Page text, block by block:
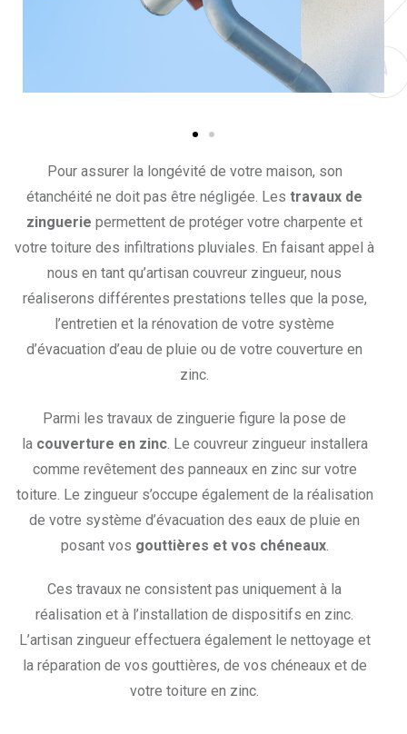
Pour assurer la longévité de votre maison, son
étanchéité ne doit pas être négligée. Les travaux de
zinguerie permettent de protéger votre charpente et
votre toiture des infiltrations pluviales. En faisant appel à
nous en tant qu’artisan couvreur zingueur, nous
réaliserons différentes prestations telles que la pose,
l’entretien et la rénovation de votre système
d’évacuation d’eau de pluie ou de votre couverture en
zinc.
Parmi les travaux de zinguerie figure la pose de
la couverture en zinc. Le couvreur zingueur installera
comme revêtement des panneaux en zinc sur votre
toiture. Le zingueur s’occupe également de la réalisation
de votre système d’évacuation des eaux de pluie en
posant vos gouttières et vos chéneaux.
Ces travaux ne consistent pas uniquement à la
réalisation et à l’installation de dispositifs en zinc.
L’artisan zingueur effectuera également le nettoyage et
la réparation de vos gouttières, de vos chéneaux et de
votre toiture en zinc.